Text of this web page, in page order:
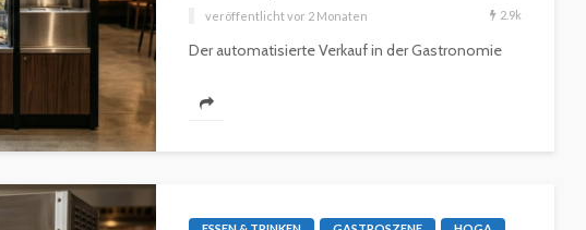
veröffentlicht vor 2 Monaten 2.9k
Der automatisierte Verkauf in der Gastronomie
kein Personal verfügbar ist, Randzeiten bedient